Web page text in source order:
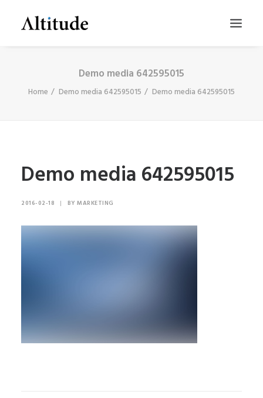
Demo media 642595015
Home Demo media 642595015 Demo media 642595015
Demo media 642595015
2016-02-18 | BY MARKETING